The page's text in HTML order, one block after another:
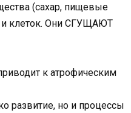
(сахар, пищевые
клеток. Они СГУЩАЮТ
к атрофическим
развитие, но и процессы